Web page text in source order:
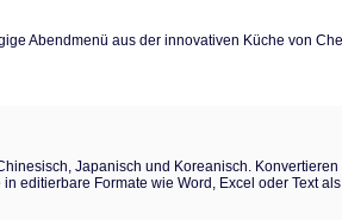
Abendmenü aus der innovativen Küche von
...
Japanisch und Koreanisch.
editierbare Formate wie Word, Excel oder Text